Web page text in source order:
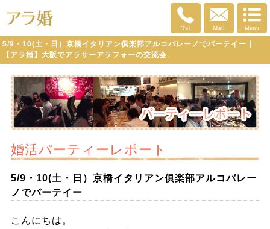
5/9・10(土・日）京橋イタリアン俱楽部アルコバレーノでパーテイー｜
【アラ婚】大阪でアラサーアラフォーの交流会
婚活パーティーレポート
5/9・10(土・日）京橋イタリアン俱楽部アルコバレー
ノでパーテイー
こんにちは。